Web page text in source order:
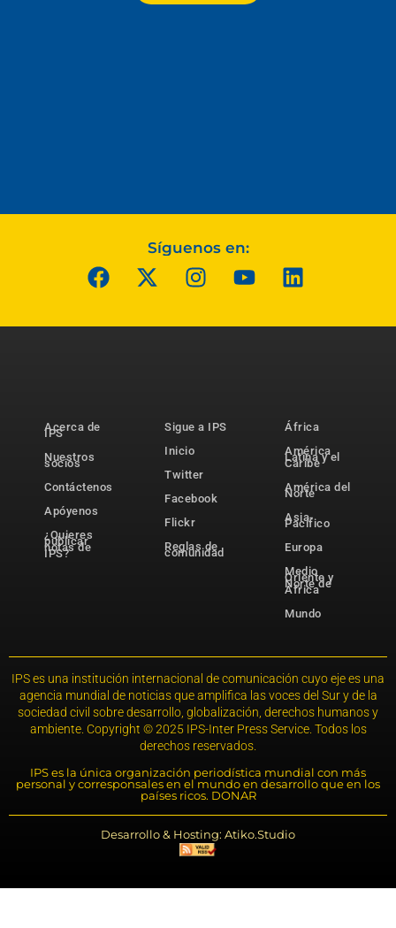
Síguenos en:
Acerca de
IPS
Nuestros
socios
Contáctenos
Apóyenos
¿Quieres
publicar
notas de
IPS?
Sigue a IPS
Inicio
Twitter
Facebook
Flickr
Reglas de
comunidad
África
América
Latina y el
Caribe
América del
Norte
Asia-
Pacífico
Europa
Medio
Oriente y
Norte de
África
Mundo
IPS es una institución internacional de comunicación cuyo eje es una
agencia mundial de noticias que amplifica las voces del Sur y de la
sociedad civil sobre desarrollo, globalización, derechos humanos y
ambiente. Copyright © 2025 IPS-Inter Press Service. Todos los
derechos reservados.
IPS es la única organización periodística mundial con más
personal y corresponsales en el mundo en desarrollo que en los
países ricos. DONAR
Desarrollo & Hosting: Atiko.Studio